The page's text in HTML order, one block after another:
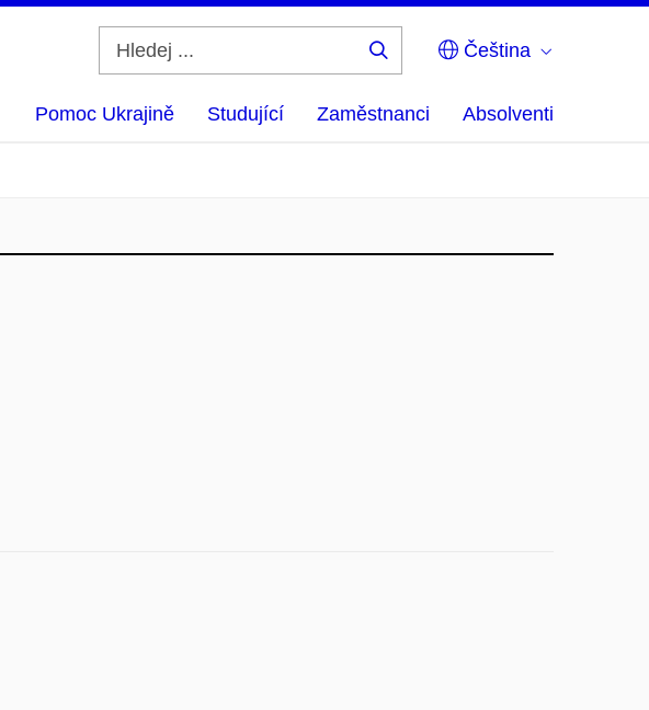
Čeština
Pomoc Ukrajině Studující Zaměstnanci Absolventi